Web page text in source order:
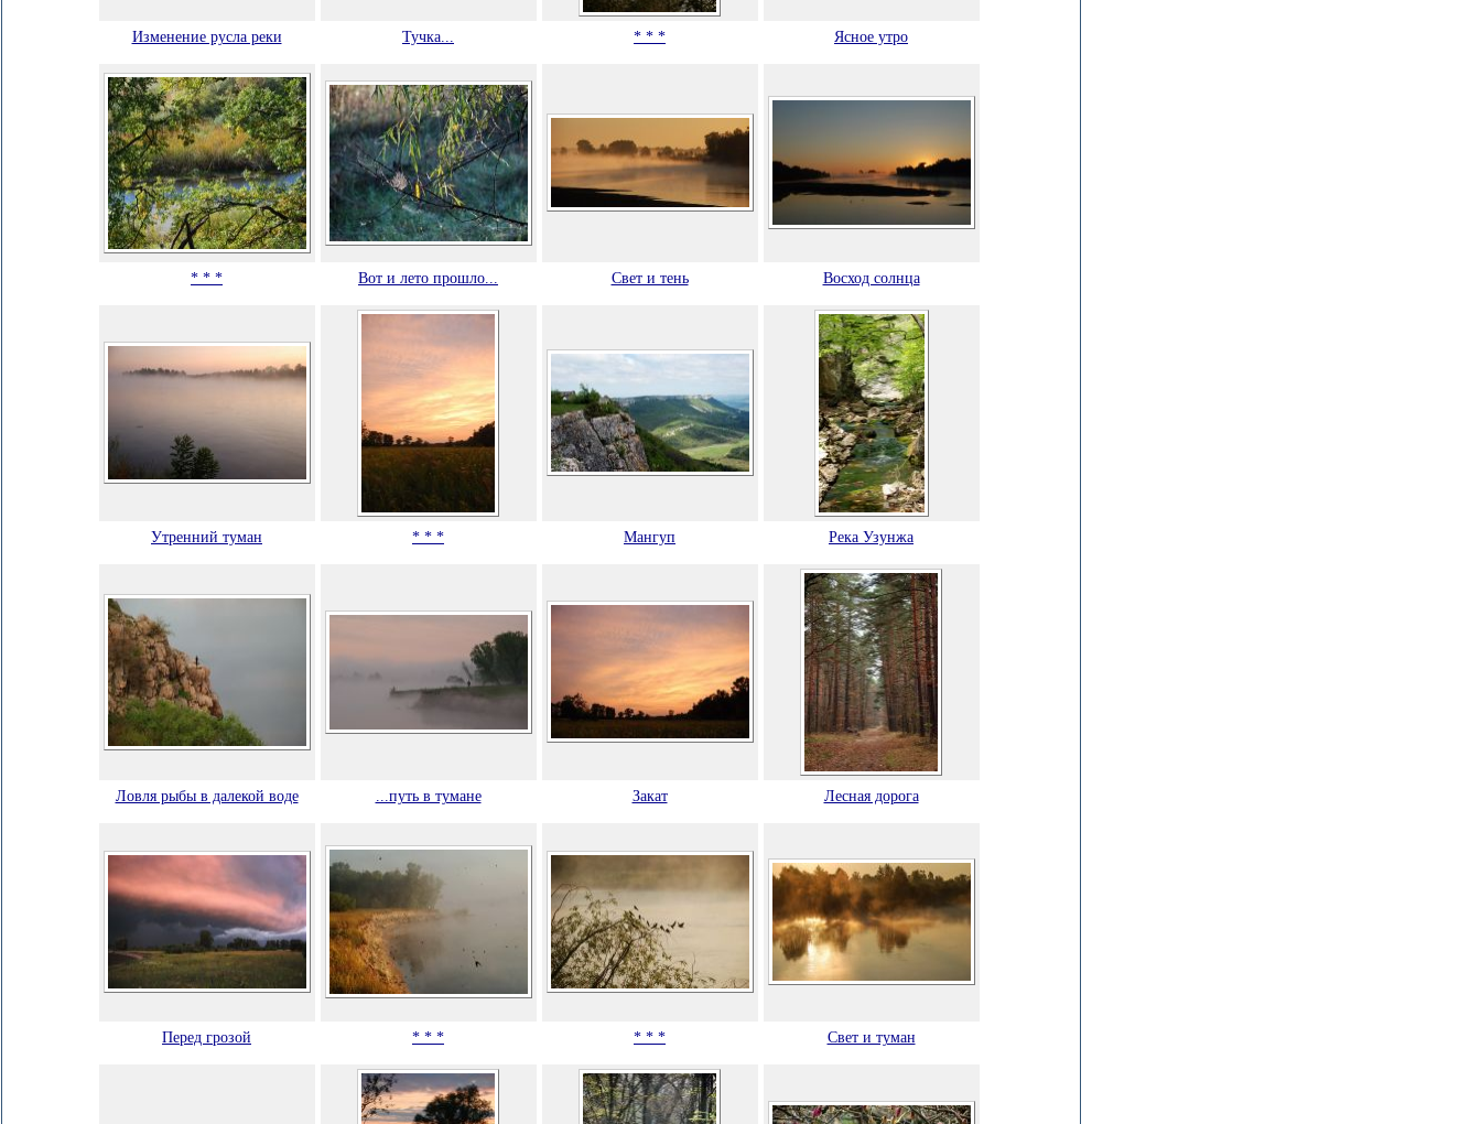
Изменение русла реки Тучка... * * * Ясное утро
* * * Вот и лето прошло... Свет и тень Восход солнца
Утренний туман * * * Мангуп Река Узунжа
Ловля рыбы в далекой воде ...путь в тумане Закат Лесная дорога
Перед грозой * * * * * * Свет и туман